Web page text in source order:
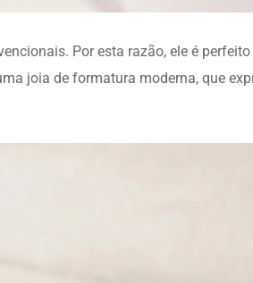
Por esta razão, ele é
joia de formatura moderna, que